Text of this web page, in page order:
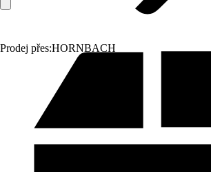
Prodej přes:HORNBACH